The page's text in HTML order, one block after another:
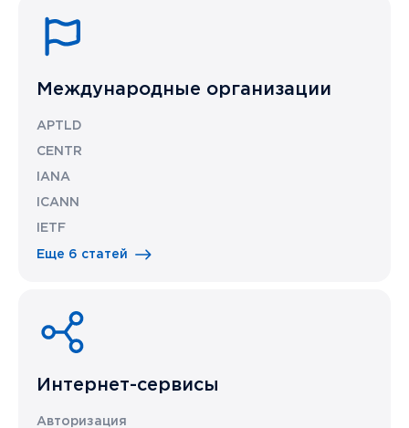
Международные организации
APTLD
CENTR
IANA
ICANN
IETF
Еще 6 статей
Интернет-сервисы
Авторизация